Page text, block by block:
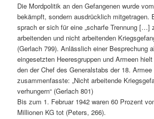
Die Mordpolitik an den Gefangenen wurde
bekämpft, sondern ausdrücklich mitgetragen.
sprach er sich für eine „scharfe Trennung […]
arbeitenden und nicht arbeitenden
(Gerlach 799). Anlässlich einer Besprechung
eingesetzten Heeresgruppen und Armeen
den der Chef des Generalstabs der 18.
zusammenfasste: „Nicht arbeitende
verhungern“ (Gerlach 801)
Bis zum 1. Februar 1942 waren 60 Prozent
Millionen KG tot (Peters, 266).